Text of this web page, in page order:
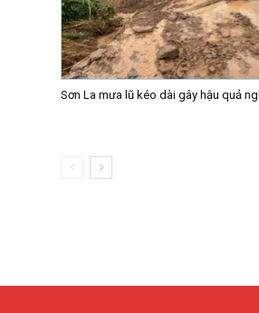
Sơn La mưa lũ kéo dài gây hậu quả